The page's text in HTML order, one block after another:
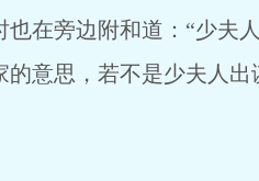
旁边附和道：“少夫人
的意思，若不是少夫人